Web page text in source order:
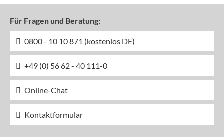
Für Fragen und Beratung:
0800 - 10 10 871 (kostenlos DE)
+49 (0) 56 62 - 40 111-0
Online-Chat
Kontaktformular